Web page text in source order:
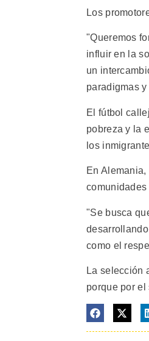
Los
"Queremos
influir en la
un
paradigmas
El fútbol
pobreza y la
los
En
"Se busca
como el
La selección
porque por